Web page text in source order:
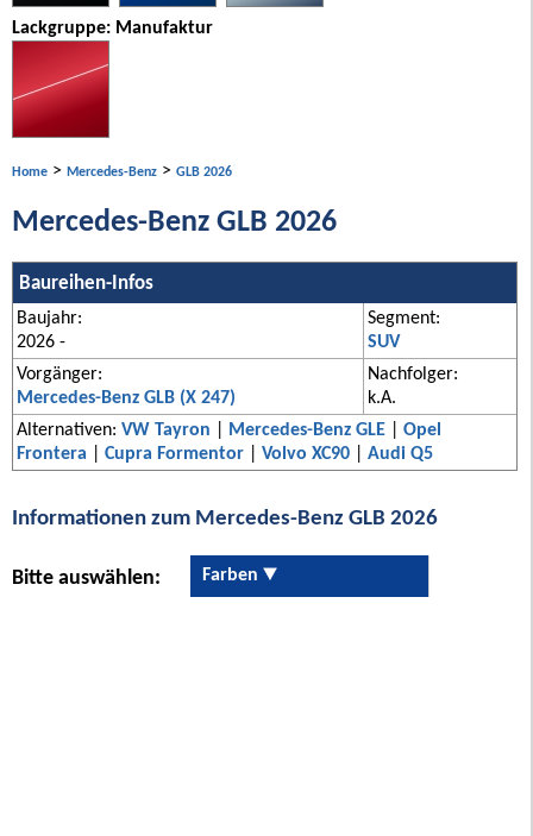
Lackgruppe: Manufaktur
Home > Mercedes-Benz > GLB 2026
Mercedes-Benz GLB 2026
Baureihen-Infos
Baujahr:
2026 -
Segment:
SUV
Vorgänger:
Mercedes-Benz GLB (X 247)
Nachfolger:
k.A.
Alternativen: VW Tayron Mercedes-Benz GLE
Opel
Frontera
Cupra Formentor Volvo XC90 Audi Q5
Informationen zum Mercedes-Benz GLB 2026
Bitte auswählen: Farben